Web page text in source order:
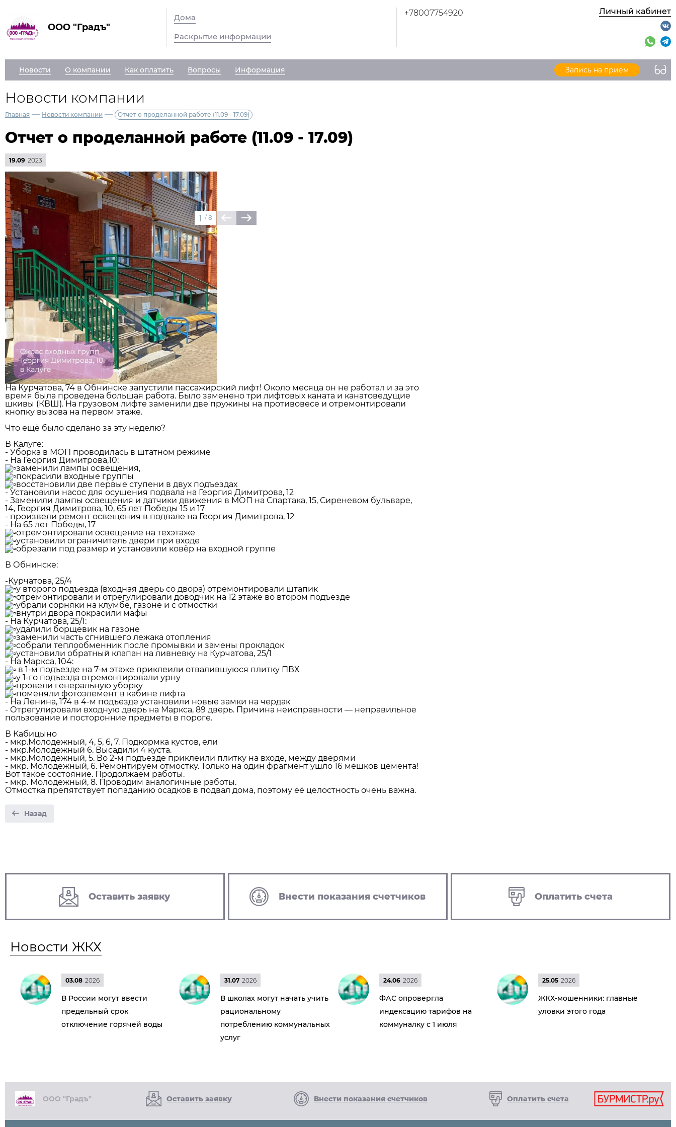
ООО "Градъ"
Дома
Раскрытие информации
+78007754920 Личный кабинет
Новости О компании Как оплатить Вопросы Информация Запись на прием
Новости компании
Главная — Новости компании — Отчет о проделанной работе (11.09 - 17.09)
Отчет о проделанной работе (11.09 - 17.09)
19.09 2023
1 / 8
На Курчатова, 74 в Обнинске запустили пассажирский лифт! Около месяца он не работал и за это
время была проведена большая работа. Было заменено три лифтовых каната и канатоведущие
шкивы (КВШ). На грузовом лифте заменили две пружины на противовесе и отремонтировали
кнопку вызова на первом этаже.
Что ещё было сделано за эту неделю?
В Калуге:
- Уборка в МОП проводилась в штатном режиме
- На Георгия Димитрова,10:
заменили лампы освещения,
покрасили входные группы
восстановили две первые ступени в двух подъездах
- Установили насос для осушения подвала на Георгия Димитрова, 12
- Заменили лампы освещения и датчики движения в МОП на Спартака, 15, Сиреневом бульваре,
14, Георгия Димитрова, 10, 65 лет Победы 15 и 17
- произвели ремонт освещения в подвале на Георгия Димитрова, 12
- На 65 лет Победы, 17
отремонтировали освещение на техэтаже
установили ограничитель двери при входе
обрезали под размер и установили ковёр на входной группе
В Обнинске:
-Курчатова, 25/4
у второго подъезда (входная дверь со двора) отремонтировали штапик
отремонтировали и отрегулировали доводчик на 12 этаже во втором подъезде
убрали сорняки на клумбе, газоне и с отмостки
внутри двора покрасили мафы
- На Курчатова, 25/1:
удалили борщевик на газоне
заменили часть сгнившего лежака отопления
собрали теплообменник после промывки и замены прокладок
установили обратный клапан на ливневку на Курчатова, 25/1
- На Маркса, 104:
в 1-м подъезде на 7-м этаже приклеили отвалившуюся плитку ПВХ
у 1-го подъезда отремонтировали урну
провели генеральную уборку
поменяли фотоэлемент в кабине лифта
- На Ленина, 174 в 4-м подъезде установили новые замки на чердак
- Отрегулировали входную дверь на Маркса, 89 дверь. Причина неисправности — неправильное
пользование и посторонние предметы в пороге.
В Кабицыно
- мкр.Молодежный, 4, 5, 6, 7. Подкормка кустов, ели
- мкр.Молодежный 6. Высадили 4 куста.
- мкр.Молодежный, 5. Во 2-м подъезде приклеили плитку на входе, между дверями
- мкр. Молодежный, 6. Ремонтируем отмостку. Только на один фрагмент ушло 16 мешков цемента!
Вот такое состояние. Продолжаем работы.
- мкр. Молодежный, 8. Проводим аналогичные работы.
Отмостка препятствует попаданию осадков в подвал дома, поэтому её целостность очень важна.
Назад
Оставить заявку Внести показания счетчиков Оплатить счета
Новости ЖКХ
03.08 2026
В России могут ввести
предельный срок
отключение горячей воды
31.07 2026
В школах могут начать учить
рациональному
потреблению коммунальных
услуг
24.06 2026
ФАС опровергла
индексацию тарифов на
коммуналку с 1 июля
25.05 2026
ЖКХ-мошенники: главные
уловки этого года
ООО "Градъ" Оставить заявку Внести показания счетчиков Оплатить счета